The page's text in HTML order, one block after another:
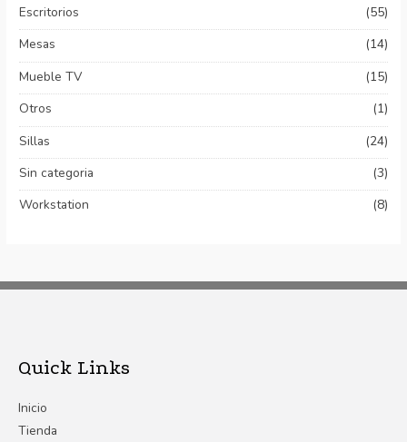
Escritorios
(55)
Mesas
(14)
Mueble TV
(15)
Otros
(1)
Sillas
(24)
Sin categoria
(3)
Workstation
(8)
Quick Links
Inicio
Tienda